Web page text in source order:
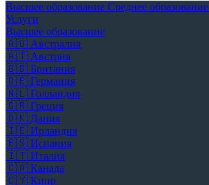
Высшее образование Среднее образование
Услуги
Высшее образование
🇦🇺 Австралия
🇦🇹 Австрия
🇬🇧 Британия
🇩🇪 Германия
🇳🇱 Голландия
🇬🇷 Греция
🇩🇰 Дания
🇮🇪 Ирландия
🇪🇸 Испания
🇮🇹 Италия
🇨🇦 Канада
🇨🇾 Кипр